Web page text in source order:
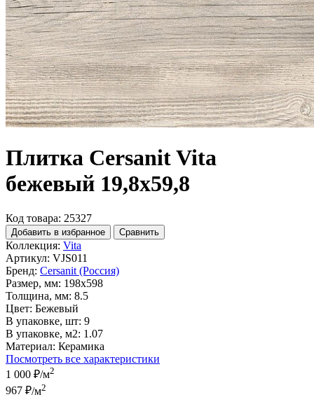
Плитка Cersanit Vita
бежевый 19,8x59,8
Код товара: 25327
Добавить в избранное Сравнить
Коллекция: Vita
Артикул: VJS011
Бренд: Cersanit (Россия)
Размер, мм: 198x598
Толщина, мм: 8.5
Цвет: Бежевый
В упаковке, шт: 9
В упаковке, м2: 1.07
Материал: Керамика
Посмотреть все характеристики
1 000 ₽/м2
967 ₽/м2